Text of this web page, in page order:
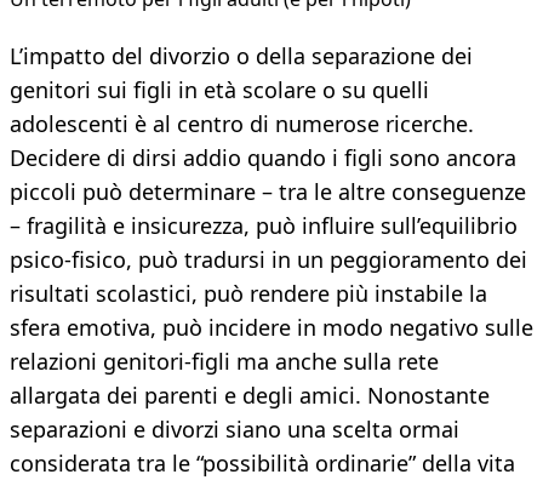
L’impatto del divorzio o della separazione dei
genitori sui figli in età scolare o su quelli
adolescenti è al centro di numerose ricerche.
Decidere di dirsi addio quando i figli sono ancora
piccoli può determinare – tra le altre conseguenze
– fragilità e insicurezza, può influire sull’equilibrio
psico-fisico, può tradursi in un peggioramento dei
risultati scolastici, può rendere più instabile la
sfera emotiva, può incidere in modo negativo sulle
relazioni genitori-figli ma anche sulla rete
allargata dei parenti e degli amici. Nonostante
separazioni e divorzi siano una scelta ormai
considerata tra le “possibilità ordinarie” della vita